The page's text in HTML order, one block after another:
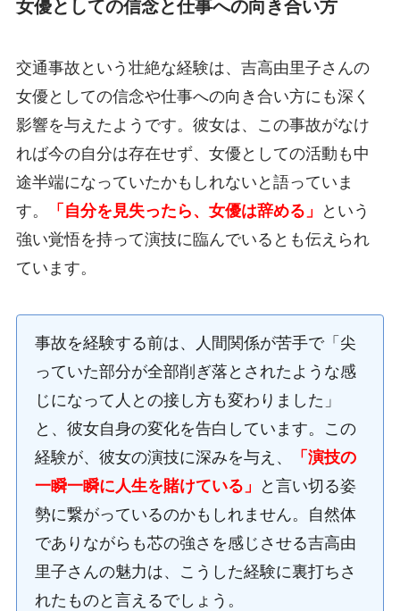
女優としての信念と仕事への向き合い方
交通事故という壮絶な経験は、吉高由里子さんの
女優としての信念や仕事への向き合い方にも深く
影響を与えたようです。彼女は、この事故がなけ
れば今の自分は存在せず、女優としての活動も中
途半端になっていたかもしれないと語っていま
す。
「自分を見失ったら、女優は辞める」
という
強い覚悟を持って演技に臨んでいるとも伝えられ
ています。
事故を経験する前は、人間関係が苦手で「尖
っていた部分が全部削ぎ落とされたような感
じになって人との接し方も変わりました」
と、彼女自身の変化を告白しています。この
経験が、彼女の演技に深みを与え、
「演技の
一瞬一瞬に人生を賭けている」
と言い切る姿
勢に繋がっているのかもしれません。自然体
でありながらも芯の強さを感じさせる吉高由
里子さんの魅力は、こうした経験に裏打ちさ
れたものと言えるでしょう。